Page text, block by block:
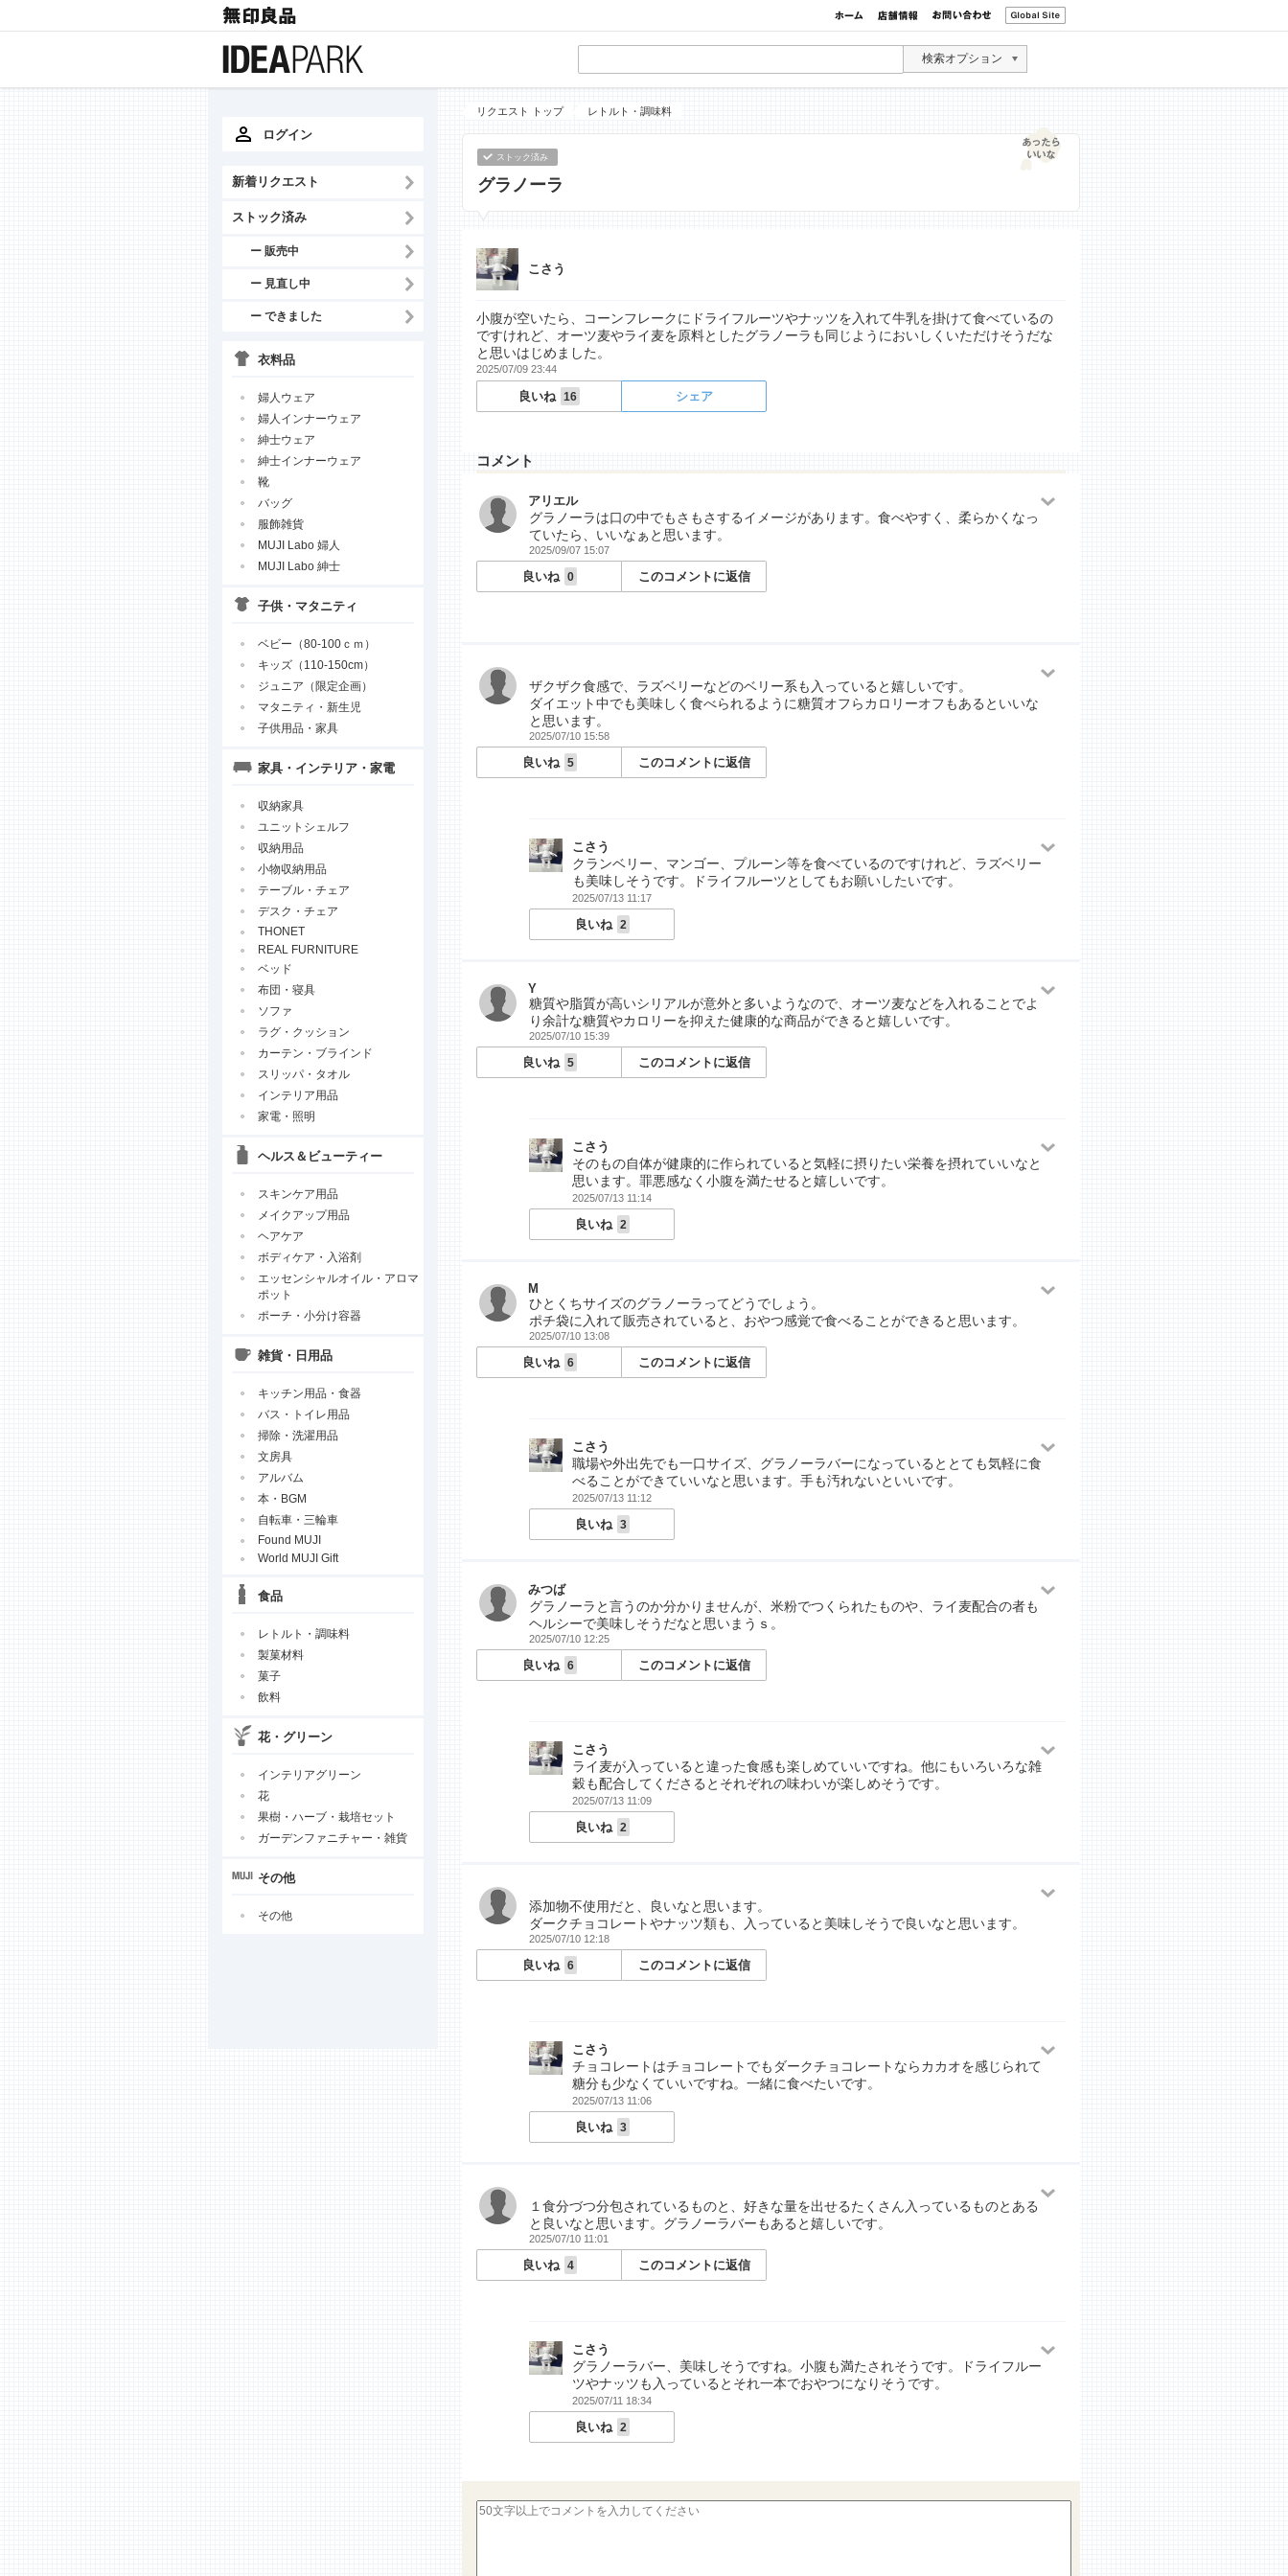
検索オプション
ログイン
新着リクエスト
ストック済み
ー 販売中
ー 見直し中
ー できました
衣料品
婦人ウェア
婦人インナーウェア
紳士ウェア
紳士インナーウェア
靴
バッグ
服飾雑貨
MUJI Labo 婦人
MUJI Labo 紳士
子供・マタニティ
ベビー（80-100ｃｍ）
キッズ（110-150cm）
ジュニア（限定企画）
マタニティ・新生児
子供用品・家具
家具・インテリア・家電
収納家具
ユニットシェルフ
収納用品
小物収納用品
テーブル・チェア
デスク・チェア
THONET
REAL FURNITURE
ベッド
布団・寝具
ソファ
ラグ・クッション
カーテン・ブラインド
スリッパ・タオル
インテリア用品
家電・照明
ヘルス＆ビューティー
スキンケア用品
メイクアップ用品
ヘアケア
ボディケア・入浴剤
エッセンシャルオイル・アロマ
ポット
ポーチ・小分け容器
雑貨・日用品
キッチン用品・食器
バス・トイレ用品
掃除・洗濯用品
文房具
アルバム
本・BGM
自転車・三輪車
Found MUJI
World MUJI Gift
食品
レトルト・調味料
製菓材料
菓子
飲料
花・グリーン
インテリアグリーン
花
果樹・ハーブ・栽培セット
ガーデンファニチャー・雑貨
その他
その他
リクエスト トップ レトルト・調味料
ストック済み
グラノーラ
こさう
小腹が空いたら、コーンフレークにドライフルーツやナッツを入れて牛乳を掛けて食べているの
ですけれど、オーツ麦やライ麦を原料としたグラノーラも同じようにおいしくいただけそうだな
と思いはじめました。
2025/07/09 23:44
良いね 16 シェア
コメント
アリエル
グラノーラは口の中でもさもさするイメージがあります。食べやすく、柔らかくなっ
ていたら、いいなぁと思います。
2025/09/07 15:07
良いね 0 このコメントに返信
ザクザク食感で、ラズベリーなどのベリー系も入っていると嬉しいです。
ダイエット中でも美味しく食べられるように糖質オフらカロリーオフもあるといいな
と思います。
2025/07/10 15:58
良いね 5 このコメントに返信
こさう
クランベリー、マンゴー、プルーン等を食べているのですけれど、ラズベリー
も美味しそうです。ドライフルーツとしてもお願いしたいです。
2025/07/13 11:17
良いね 2
Y
糖質や脂質が高いシリアルが意外と多いようなので、オーツ麦などを入れることでよ
り余計な糖質やカロリーを抑えた健康的な商品ができると嬉しいです。
2025/07/10 15:39
良いね 5 このコメントに返信
こさう
そのもの自体が健康的に作られていると気軽に摂りたい栄養を摂れていいなと
思います。罪悪感なく小腹を満たせると嬉しいです。
2025/07/13 11:14
良いね 2
M
ひとくちサイズのグラノーラってどうでしょう。
ポチ袋に入れて販売されていると、おやつ感覚で食べることができると思います。
2025/07/10 13:08
良いね 6 このコメントに返信
こさう
職場や外出先でも一口サイズ、グラノーラバーになっているととても気軽に食
べることができていいなと思います。手も汚れないといいです。
2025/07/13 11:12
良いね 3
みつば
グラノーラと言うのか分かりませんが、米粉でつくられたものや、ライ麦配合の者も
ヘルシーで美味しそうだなと思いまうｓ。
2025/07/10 12:25
良いね 6 このコメントに返信
こさう
ライ麦が入っていると違った食感も楽しめていいですね。他にもいろいろな雑
穀も配合してくださるとそれぞれの味わいが楽しめそうです。
2025/07/13 11:09
良いね 2
添加物不使用だと、良いなと思います。
ダークチョコレートやナッツ類も、入っていると美味しそうで良いなと思います。
2025/07/10 12:18
良いね 6 このコメントに返信
こさう
チョコレートはチョコレートでもダークチョコレートならカカオを感じられて
糖分も少なくていいですね。一緒に食べたいです。
2025/07/13 11:06
良いね 3
１食分づつ分包されているものと、好きな量を出せるたくさん入っているものとある
と良いなと思います。グラノーラバーもあると嬉しいです。
2025/07/10 11:01
良いね 4 このコメントに返信
こさう
グラノーラバー、美味しそうですね。小腹も満たされそうです。ドライフルー
ツやナッツも入っているとそれ一本でおやつになりそうです。
2025/07/11 18:34
良いね 2